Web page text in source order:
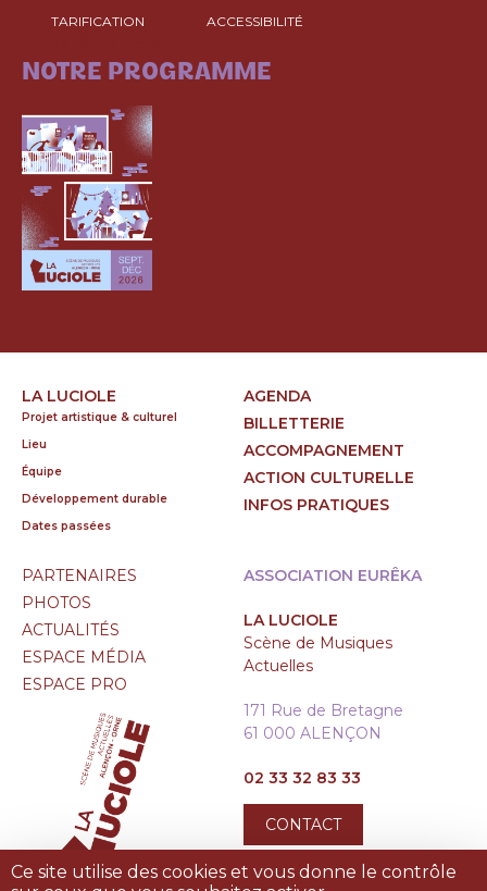
TARIFICATION ACCESSIBILITÉ
NOTRE PROGRAMME
LA LUCIOLE
Projet artistique & culturel
Lieu
Équipe
Développement durable
Dates passées
AGENDA
BILLETTERIE
ACCOMPAGNEMENT
ACTION CULTURELLE
INFOS PRATIQUES
PARTENAIRES
PHOTOS
ACTUALITÉS
ESPACE MÉDIA
ESPACE PRO
ASSOCIATION EURÊKA
LA LUCIOLE
Scène de Musiques
Actuelles
171 Rue de Bretagne
61 000 ALENÇON
02 33 32 83 33
CONTACT
Ce site utilise des cookies et vous donne le contrôle